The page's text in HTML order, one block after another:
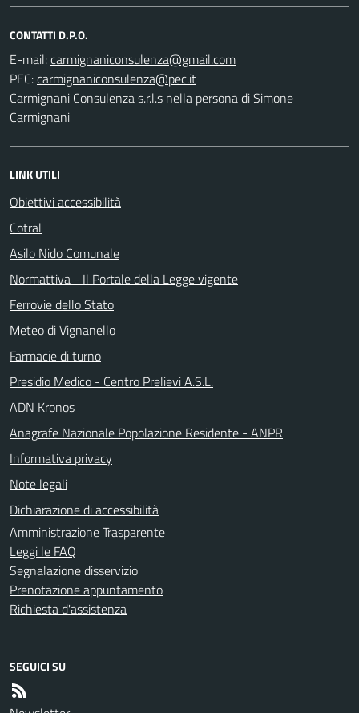
CONTATTI D.P.O.
E-mail:
PEC:
Carmignani Consulenza s.r.l.s nella persona di Simone
Carmignani
LINK UTILI
Obiettivi accessibilità
Cotral
Asilo Nido Comunale
Normattiva - Il Portale della Legge vigente
Ferrovie dello Stato
Meteo di Vignanello
Farmacie di turno
Presidio Medico - Centro Prelievi A.S.L.
ADN Kronos
Anagrafe Nazionale Popolazione Residente - ANPR
Informativa privacy
Note legali
Dichiarazione di accessibilità
Amministrazione Trasparente
Leggi le FAQ
Segnalazione disservizio
Prenotazione appuntamento
Richiesta d'assistenza
SEGUICI SU